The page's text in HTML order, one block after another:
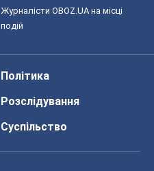
Журналісти OBOZ.UA на місці
подій
Політика
Розслідування
Суспільство